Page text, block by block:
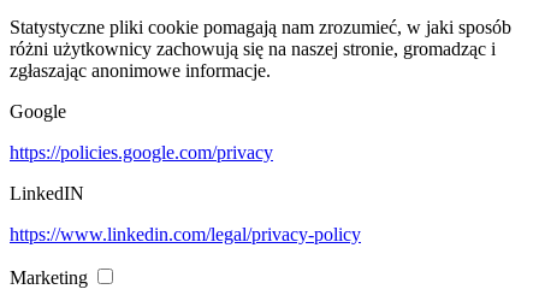
Statystyczne pliki cookie pomagają nam zrozumieć, w jaki sposób
różni użytkownicy zachowują się na naszej stronie, gromadząc i
zgłaszając anonimowe informacje.
Google
https://policies.google.com/privacy
LinkedIN
https://www.linkedin.com/legal/privacy-policy
Marketing